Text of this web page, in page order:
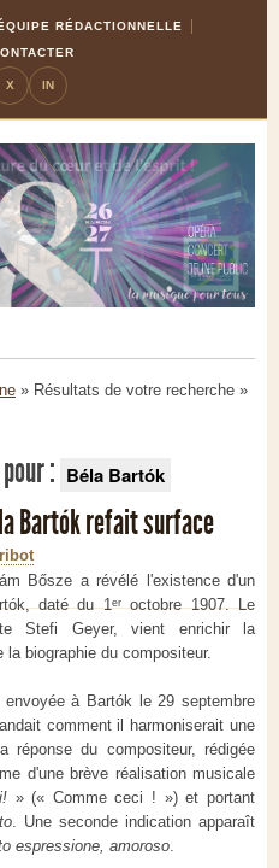
RÉDACTIONNELLE
X IN
» Résultats de votre recherche »
: Béla Bartók
Bartók refait surface
Bősze a révélé l'existence d'un
daté du 1ᵉʳ octobre 1907. Le
Stefi Geyer, vient enrichir la
biographie du compositeur.
à Bartók le 29 septembre
comment il harmoniserait une
réponse du compositeur, rédigée
d'une brève réalisation musicale
» (« Comme ceci ! ») et portant
. Une seconde indication apparaît
espressione, amoroso.